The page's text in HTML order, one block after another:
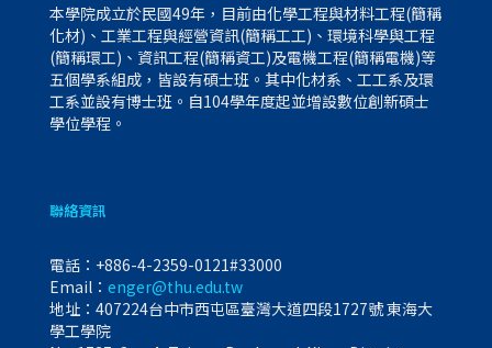
本學院成立於民國49年，目前由化學工程與材料工程(簡稱
化材)、工業工程與經營資訊(簡稱工工)、環境科學與工程
(簡稱環工)、資訊工程(簡稱資工)及電機工程(簡稱電機)等
五個學系組成，皆設有碩士班。其中化材系、工工系及環
工系並設有博士班。自104學年度起並增設數位創新碩士
學位學程。
聯絡資訊
電話： +886-4-2359-0121#33000
Email： enger@thu.edu.tw
地址：407224台中市西屯區臺灣大道四段1727號 東海大
學工學院